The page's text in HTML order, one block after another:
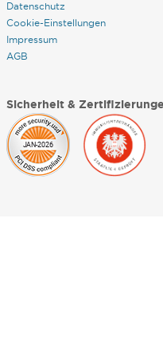
Datenschutz
Cookie-Einstellungen
Impressum
AGB
Sicherheit &